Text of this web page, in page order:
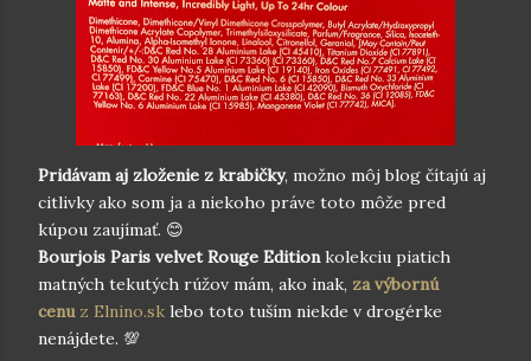
Pridávam aj zloženie z krabičky, možno môj blog čítajú aj
citlivky ako som ja a niekoho práve toto môže pred
kúpou zaujímať. 😊
Bourjois Paris velvet Rouge Editionkolekciu piatich
matných tekutých rúžov mám, ako inak, za výbornú
cenuz Elnino.sk lebo toto tuším niekde v drogérke
nenájdete. 💯